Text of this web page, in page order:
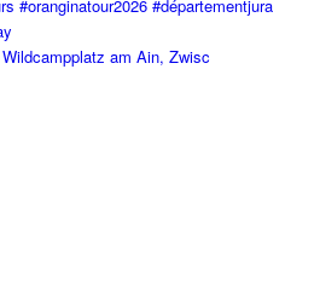
am Ain, Zwisc